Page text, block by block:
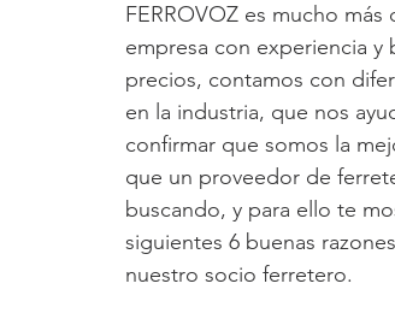
FERROVOZ es mucho más
empresa con experiencia y
precios, contamos con
en la industria, que nos
confirmar que somos la
que un proveedor de
buscando, y para ello te
siguientes 6 buenas
nuestro socio ferretero.